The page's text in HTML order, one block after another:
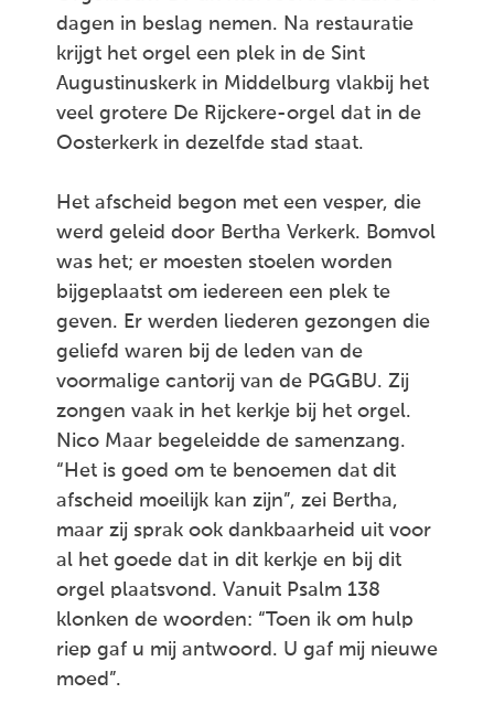
dagen in beslag nemen. Na restauratie
krijgt het orgel een plek in de Sint
Augustinuskerk in Middelburg vlakbij het
veel grotere De Rijckere-orgel dat in de
Oosterkerk in dezelfde stad staat.
Het afscheid begon met een vesper, die
werd geleid door Bertha Verkerk. Bomvol
was het; er moesten stoelen worden
bijgeplaatst om iedereen een plek te
geven. Er werden liederen gezongen die
geliefd waren bij de leden van de
voormalige cantorij van de PGGBU. Zij
zongen vaak in het kerkje bij het orgel.
Nico Maar begeleidde de samenzang.
“Het is goed om te benoemen dat dit
afscheid moeilijk kan zijn”, zei Bertha,
maar zij sprak ook dankbaarheid uit voor
al het goede dat in dit kerkje en bij dit
orgel plaatsvond. Vanuit Psalm 138
klonken de woorden: “Toen ik om hulp
riep gaf u mij antwoord. U gaf mij nieuwe
moed”.